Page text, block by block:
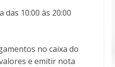
das 10:00 às 20:00
no caixa do
e emitir nota